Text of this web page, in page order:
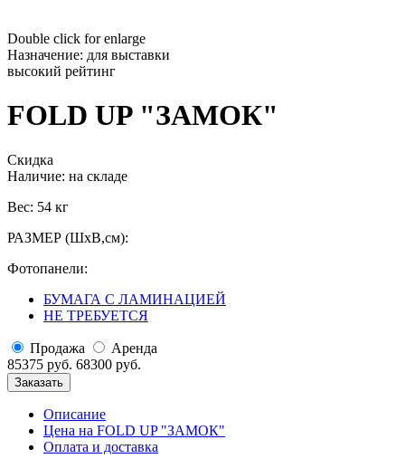
Double click for enlarge
Назначение: для выставки
высокий рейтинг
FOLD UP "ЗАМОК"
Скидка
Наличие: на складе
Вес: 54 кг
РАЗМЕР (ШхВ,см):
Фотопанели:
БУМАГА С ЛАМИНАЦИЕЙ
НЕ ТРЕБУЕТСЯ
Продажа
Аренда
85375 руб. 68300 руб.
Заказать
Описание
Цена на FOLD UP "ЗАМОК"
Оплата и доставка